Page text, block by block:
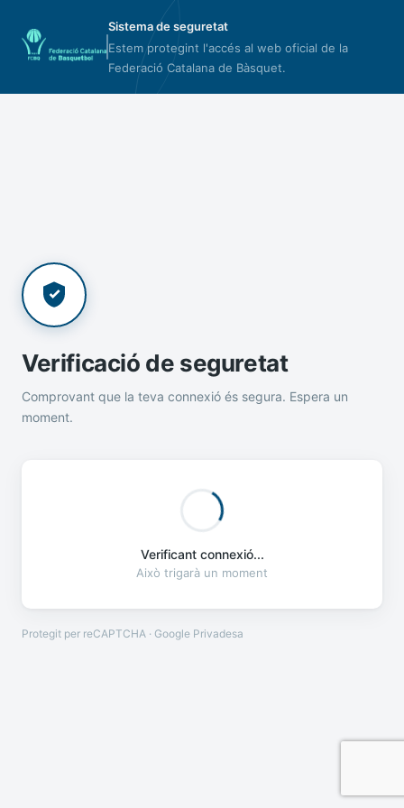
Sistema de seguretat
Estem protegint l'accés al web oficial de la
Federació Catalana de Bàsquet.
Verificació de seguretat
Comprovant que la teva connexió és segura. Espera un
moment.
Verificant connexió...
Això trigarà un moment
Protegit per reCAPTCHA · Google Privadesa